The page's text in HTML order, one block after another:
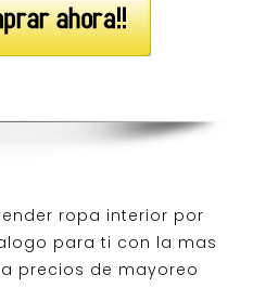
ropa interior por
para ti con la mas
precios de mayoreo